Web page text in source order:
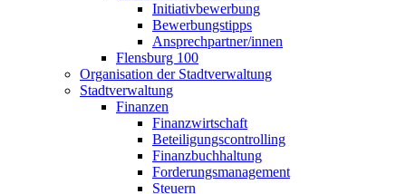
Initiativbewerbung
Bewerbungstipps
Ansprechpartner/innen
Flensburg 100
Organisation der Stadtverwaltung
Stadtverwaltung
Finanzen
Finanzwirtschaft
Beteiligungscontrolling
Finanzbuchhaltung
Forderungsmanagement
Steuern